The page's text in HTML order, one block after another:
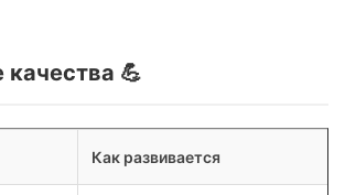
💪
Как развивается